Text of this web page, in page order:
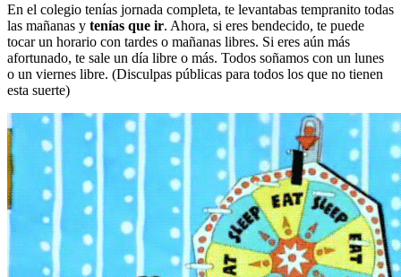
En el colegio tenías jornada completa, te levantabas tempranito todas
las mañanas y tenías que ir. Ahora, si eres bendecido, te puede
tocar un horario con tardes o mañanas libres. Si eres aún más
afortunado, te sale un día libre o más. Todos soñamos con un lunes
o un viernes libre. (Disculpas públicas para todos los que no tienen
esta suerte)